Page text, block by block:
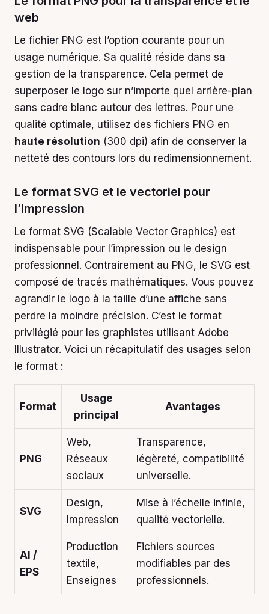
web
Le fichier PNG est l’option courante pour un
usage numérique. Sa qualité réside dans sa
gestion de la transparence. Cela permet de
superposer le logo sur n’importe quel arrière-plan
sans cadre blanc autour des lettres. Pour une
qualité optimale, utilisez des fichiers PNG en
haute résolution (300 dpi) afin de conserver la
netteté des contours lors du redimensionnement.
Le format SVG et le vectoriel pour
l’impression
Le format SVG (Scalable Vector Graphics) est
indispensable pour l’impression ou le design
professionnel. Contrairement au PNG, le SVG est
composé de tracés mathématiques. Vous pouvez
agrandir le logo à la taille d’une affiche sans
perdre la moindre précision. C’est le format
privilégié pour les graphistes utilisant Adobe
Illustrator. Voici un récapitulatif des usages selon
le format :
Format
Usage
principal
Avantages
PNG
Web,
Réseaux
sociaux
Transparence,
légèreté, compatibilité
universelle.
SVG
Design,
Impression
Mise à l’échelle infinie,
qualité vectorielle.
AI /
EPS
Production
textile,
Enseignes
Fichiers sources
modifiables par des
professionnels.